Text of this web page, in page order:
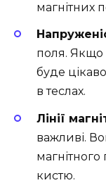
магнітних
поля. Якщо
буде
в теслах.
Лінії
важливі.
кистю.